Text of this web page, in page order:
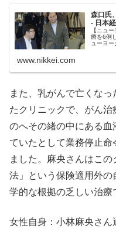
森口氏
- 日本
【ニュ
療を6例
ューヨ
www.nikkei.com
また、乳がんで亡くな
たクリニックで、がん
のへその緒の中にある血
ていたとして業務停止命
ました。麻央さんはこ
法」という保険適用外
学的な根拠の乏しい治療
女性自身：小林麻央さ